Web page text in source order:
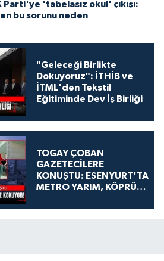
'tabelasız okul' çıkışı:
bu sorunu neden
"Geleceği Birlikte
Dokuyoruz": İTHİB ve
İTML'den Tekstil
Eğitiminde Dev İş Birliği
TOGAY ÇOBAN
GAZETECİLERE
KONUŞTU: ESENYURT'TA
METRO YARIM, KÖPRÜ
KOKUYOR!